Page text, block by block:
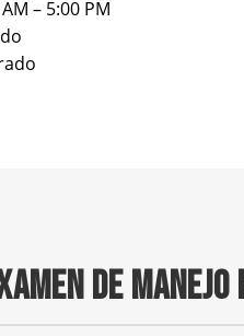
– 5:00 PM
DE MANEJO